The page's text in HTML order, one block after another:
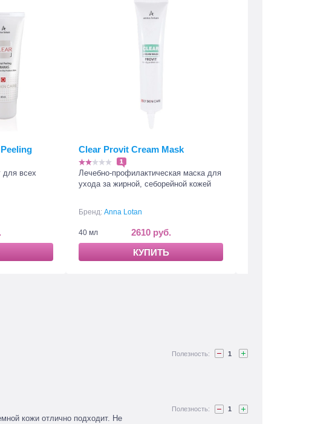
для всех
Clear Provit Cream Mask
1
Лечебно-профилактическая маска для
ухода за жирной, себорейной кожей
Бренд: Anna Lotan
40 мл
2610 руб.
КУПИТЬ
1
1
кожи отлично подходит. Не